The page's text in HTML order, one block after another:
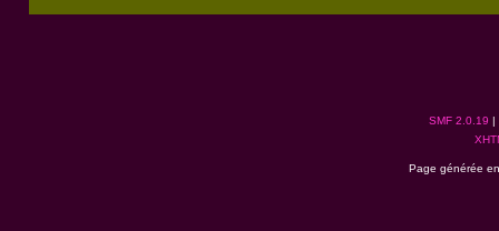
SMF 2.0.19 |
Page générée